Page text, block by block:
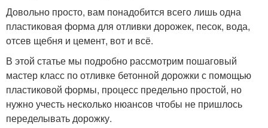
Довольно просто, вам понадобится всего лишь одна
пластиковая форма для отливки дорожек, песок, вода,
отсев щебня и цемент, вот и всё.
В этой статье мы подробно рассмотрим пошаговый
мастер класс по отливке бетонной дорожки с помощью
пластиковой формы, процесс предельно простой, но
нужно учесть несколько нюансов чтобы не пришлось
переделывать дорожку.